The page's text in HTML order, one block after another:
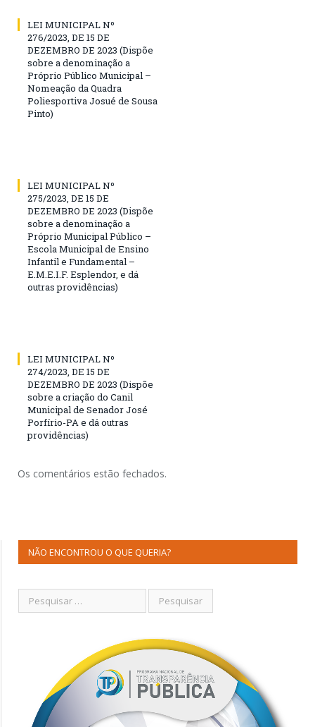
LEI MUNICIPAL Nº
276/2023, DE 15 DE
DEZEMBRO DE 2023 (Dispõe
sobre a denominação a
Próprio Público Municipal –
Nomeação da Quadra
Poliesportiva Josué de Sousa
Pinto)
LEI MUNICIPAL Nº
275/2023, DE 15 DE
DEZEMBRO DE 2023 (Dispõe
sobre a denominação a
Próprio Municipal Público –
Escola Municipal de Ensino
Infantil e Fundamental –
E.M.E.I.F. Esplendor, e dá
outras providências)
LEI MUNICIPAL Nº
274/2023, DE 15 DE
DEZEMBRO DE 2023 (Dispõe
sobre a criação do Canil
Municipal de Senador José
Porfírio-PA e dá outras
providências)
Os comentários estão fechados.
NÃO ENCONTROU O QUE QUERIA?